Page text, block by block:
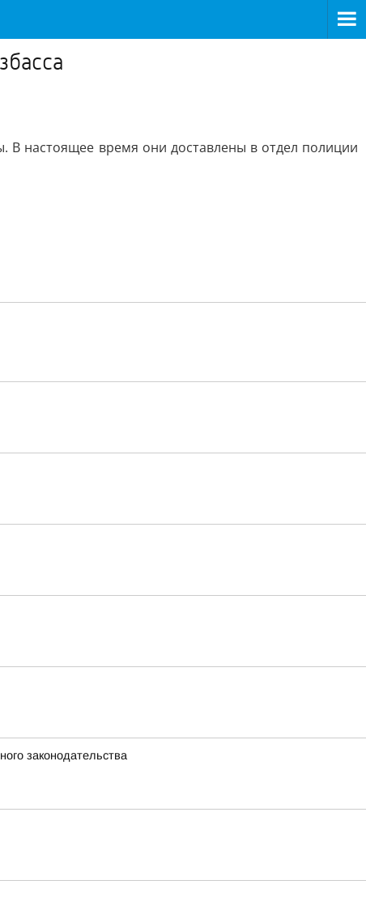
В настоящее время они доставлены в отдел полиции
законодательства